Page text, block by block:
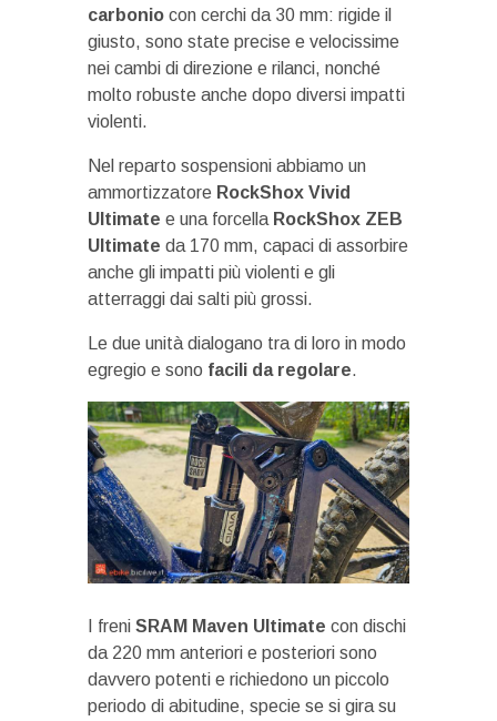
carbonio con cerchi da 30 mm: rigide il
giusto, sono state precise e velocissime
nei cambi di direzione e rilanci, nonché
molto robuste anche dopo diversi impatti
violenti.
Nel reparto sospensioni abbiamo un
ammortizzatore RockShox Vivid
Ultimate e una forcella RockShox ZEB
Ultimate da 170 mm, capaci di assorbire
anche gli impatti più violenti e gli
atterraggi dai salti più grossi.
Le due unità dialogano tra di loro in modo
egregio e sono facili da regolare.
I freni SRAM Maven Ultimate con dischi
da 220 mm anteriori e posteriori sono
davvero potenti e richiedono un piccolo
periodo di abitudine, specie se si gira su